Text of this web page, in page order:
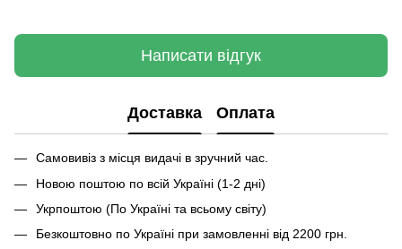
Написати відгук
Доставка Оплата
Самовивіз з місця видачі в зручний час.
Новою поштою по всій Україні (1-2 дні)
Укрпоштою (По Україні та всьому світу)
Безкоштовно по Україні при замовленні від 2200 грн.